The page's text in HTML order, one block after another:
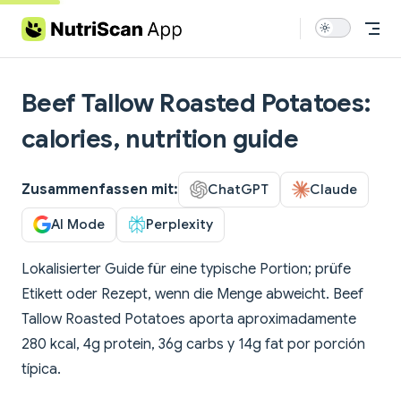
Skip to content
Beef Tallow Roasted Potatoes:
calories, nutrition guide
Zusammenfassen mit: ChatGPT Claude
AI Mode Perplexity
Lokalisierter Guide für eine typische Portion; prüfe
Etikett oder Rezept, wenn die Menge abweicht. Beef
Tallow Roasted Potatoes aporta aproximadamente
280 kcal, 4g protein, 36g carbs y 14g fat por porción
típica.